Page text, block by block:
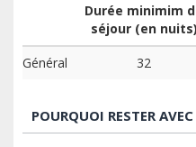
Durée minimim
séjour (en nuits)
Général
32
POURQUOI RESTER